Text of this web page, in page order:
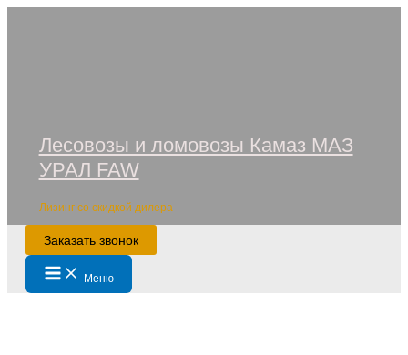
Лесовозы и ломовозы Камаз МАЗ
УРАЛ FAW
Лизинг со скидкой дилера
Заказать звонок
Main
Menu Меню